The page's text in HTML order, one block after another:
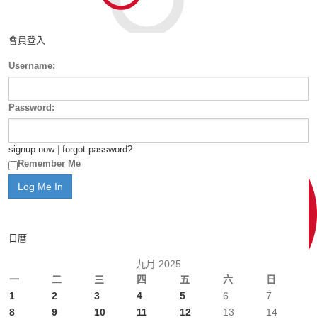
會員登入
Username:
Password:
signup now| forgot password?
Remember Me
日曆
九月 2025
一
二 三 四 五 六 日
1 2 3 4 5 6
7
8
9 10 11 12 13
14